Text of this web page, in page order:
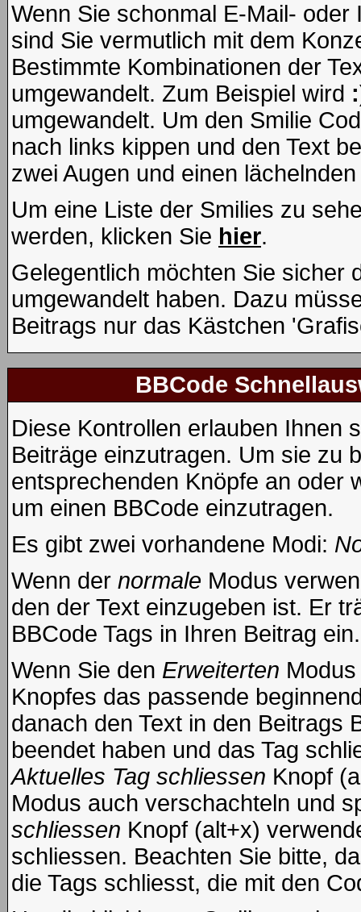
Wenn Sie schonmal E-Mail-
sind Sie vermutlich mit dem
Bestimmte Kombinationen der
umgewandelt. Zum Beispiel wird
umgewandelt. Um den Smilie
nach links kippen und den Text
zwei Augen und einen
Um eine Liste der Smilies zu
werden, klicken Sie hier.
Gelegentlich möchten Sie sicher
umgewandelt haben. Dazu
Beitrags nur das Kästchen
BBCode
Diese Kontrollen erlauben Ihnen
Beiträge einzutragen. Um sie zu
entsprechenden Knöpfe an oder
um einen BBCode einzutragen.
Es gibt zwei vorhandene Modi:
Wenn der normale Modus
den der Text einzugeben ist. Er
BBCode Tags in Ihren Beitrag ein.
Wenn Sie den Erweiterten
Knopfes das passende
danach den Text in den Beitrags
beendet haben und das Tag
Aktuelles Tag schliessen Knopf
Modus auch verschachteln und
schliessen Knopf (alt+x)
schliessen. Beachten Sie bitte,
die Tags schliesst, die mit den